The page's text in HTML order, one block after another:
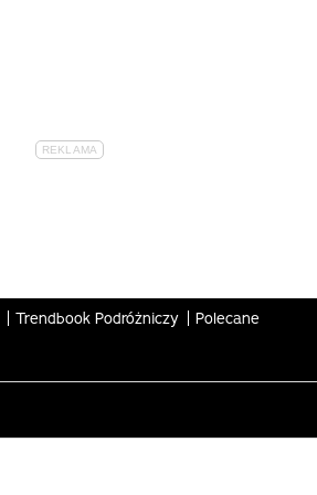
Trendbook Podróżniczy Polecane